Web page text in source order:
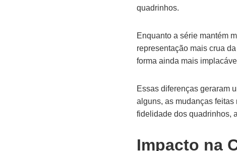
quadrinhos.
Enquanto a série mantém
representação mais crua
forma ainda mais
Essas diferenças geraram
alguns, as mudanças
fidelidade dos quadrinhos,
Impacto na